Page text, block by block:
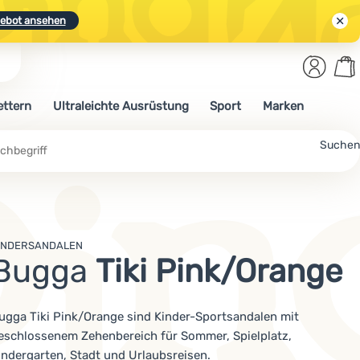
ansehen
ansehen
Suchen
Anmelden
Ultraleichte Ausrüstung Sport Marken
Tiki Pink/Orange
Tiki Pink/Orange sind Kinder-Sportsandalen mit
Zehenbereich für Sommer, Spielplatz,
Stadt und Urlaubsreisen.